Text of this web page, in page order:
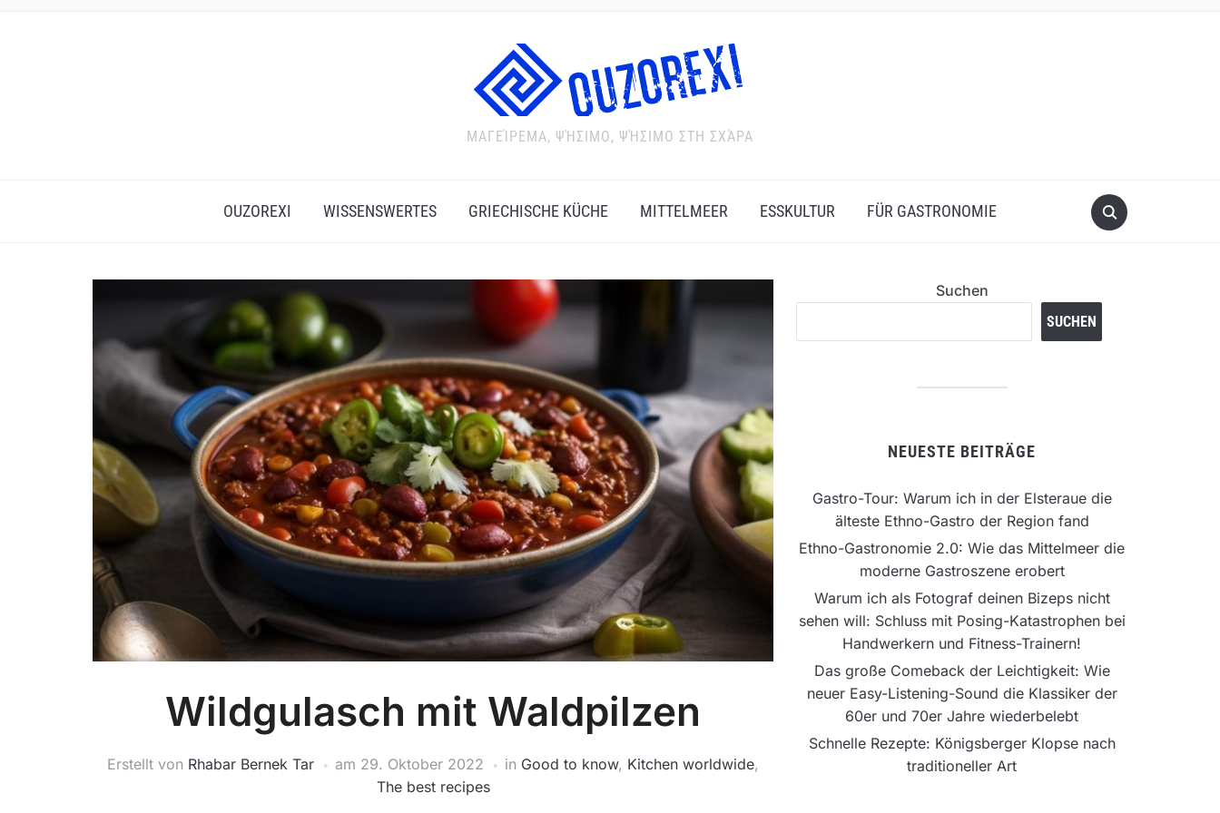
ΜΑΓΕΊΡΕΜΑ, ΨΉΣΙΜΟ, ΨΉΣΙΜΟ ΣΤΗ ΣΧΆΡΑ
OUZOREXI WISSENSWERTES GRIECHISCHE KÜCHE MITTELMEER ESSKULTUR FÜR GASTRONOMIE
Wildgulasch mit Waldpilzen
Erstellt von Rhabar Bernek Tar am 29. Oktober 2022 in Good to know, Kitchen worldwide,
The best recipes
Suchen
SUCHEN
NEUESTE BEITRÄGE
Gastro-Tour: Warum ich in der Elsteraue die
älteste Ethno-Gastro der Region fand
Ethno-Gastronomie 2.0: Wie das Mittelmeer die
moderne Gastroszene erobert
Warum ich als Fotograf deinen Bizeps nicht
sehen will: Schluss mit Posing-Katastrophen bei
Handwerkern und Fitness-Trainern!
Das große Comeback der Leichtigkeit: Wie
neuer Easy-Listening-Sound die Klassiker der
60er und 70er Jahre wiederbelebt
Schnelle Rezepte: Königsberger Klopse nach
traditioneller Art